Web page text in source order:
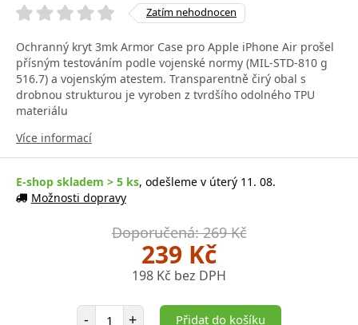
Zatím nehodnocen
Ochranný kryt 3mk Armor Case pro Apple iPhone Air prošel
přísným testováním podle vojenské normy (MIL-STD-810 g
516.7) a vojenským atestem. Transparentně čirý obal s
drobnou strukturou je vyroben z tvrdšího odolného TPU
materiálu
Více informací
E-shop skladem > 5 ks, odešleme v úterý 11. 08.
Možnosti dopravy
Doporučená: 269 Kč
239 Kč
198 Kč bez DPH
- Počet položek
+ Přidat do košíku